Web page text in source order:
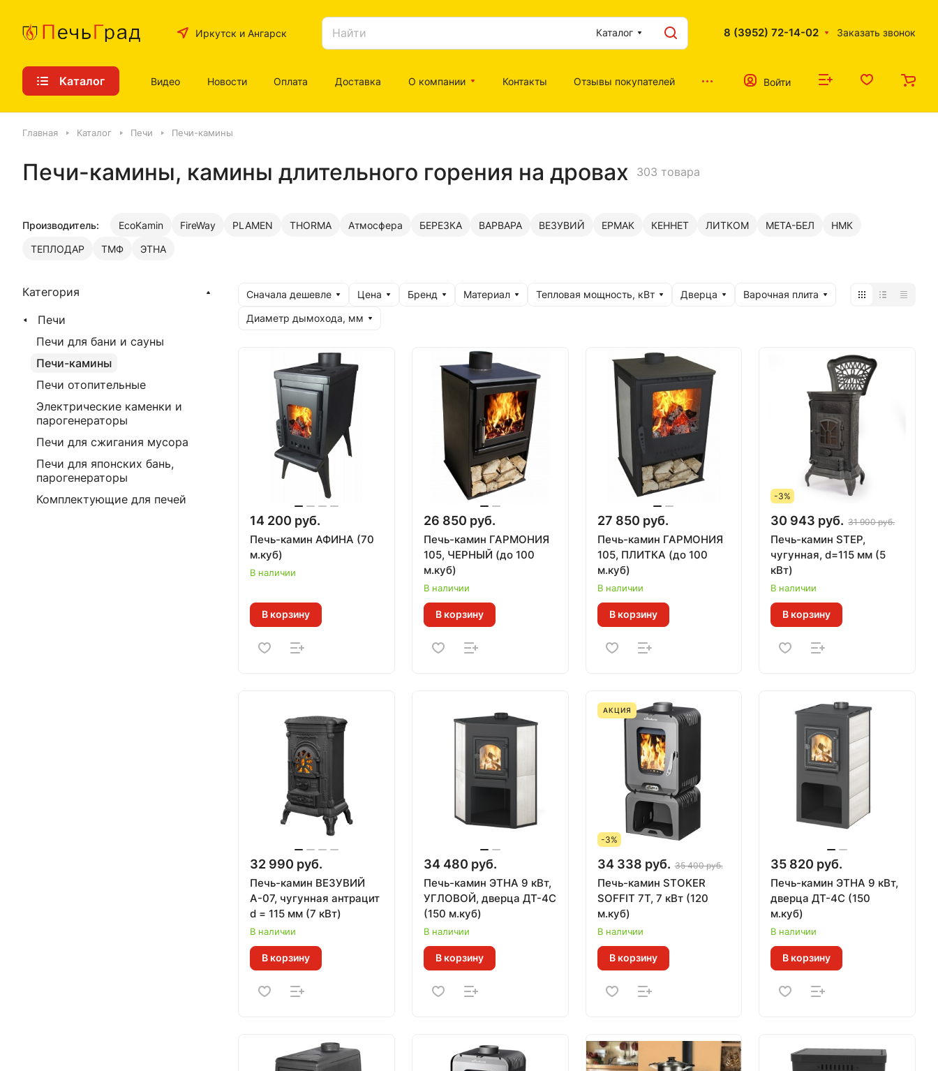
Иркутск и Ангарск Каталог 8 (3952) 72-14-02 Заказать звонок
Каталог Видео Новости Оплата Доставка О компании Контакты Отзывы покупателей Войти
Главная Каталог Печи Печи-камины
Печи-камины, камины длительного горения на дровах 303 товара
Производитель: EcoKamin FireWay PLAMEN THORMA Атмосфера БЕРЕЗКА ВАРВАРА ВЕЗУВИЙ ЕРМАК КЕННЕТ ЛИТКОМ МЕТА-БЕЛ
НМК
ТЕПЛОДАР
ТМФ ЭТНА
Сначала дешевле Цена Бренд Материал Тепловая мощность, кВт Дверца
Варочная плита
Диаметр дымохода, мм
14 200 руб.
Печь-камин АФИНА (70
м.куб)
В наличии
В корзину
26 850 руб.
Печь-камин ГАРМОНИЯ
105, ЧЕРНЫЙ (до 100
м.куб)
В наличии
В корзину
27 850 руб.
Печь-камин ГАРМОНИЯ
105, ПЛИТКА (до 100
м.куб)
В наличии
В корзину
-3%
30 943 руб. 31 900 руб.
Печь-камин STEP,
чугунная, d=115 мм (5
кВт)
В наличии
В корзину
32 990 руб.
Печь-камин ВЕЗУВИЙ
А-07, чугунная антрацит
d = 115 мм (7 кВт)
В наличии
В корзину
34 480 руб.
Печь-камин ЭТНА 9 кВт,
УГЛОВОЙ, дверца ДТ-4С
(150 м.куб)
В наличии
В корзину
АКЦИЯ
-3%
34 338 руб. 35 400 руб.
Печь-камин STOKER
SOFFIT 7Т, 7 кВт (120
м.куб)
В наличии
В корзину
35 820 руб.
Печь-камин ЭТНА 9 кВт,
дверца ДТ-4С (150
м.куб)
В наличии
В корзину
Категория
Печи
Печи для бани и сауны
Печи-камины
Печи отопительные
Электрические каменки и
парогенераторы
Печи для сжигания мусора
Печи для японских бань,
парогенераторы
Комплектующие для печей